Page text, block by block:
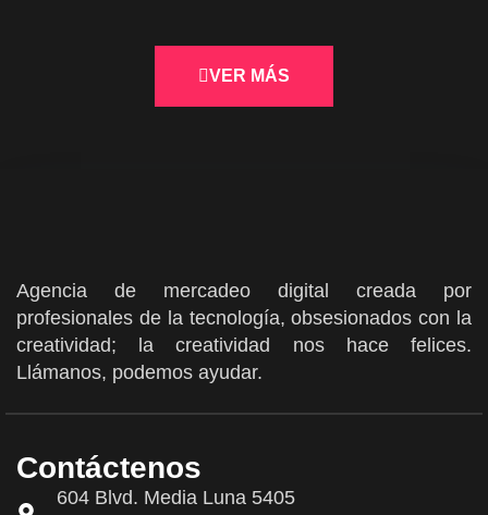
VER MÁS
Agencia de mercadeo digital creada por
profesionales de la tecnología, obsesionados con la
creatividad; la creatividad nos hace felices.
Llámanos, podemos ayudar.
Contáctenos
604 Blvd. Media Luna 5405